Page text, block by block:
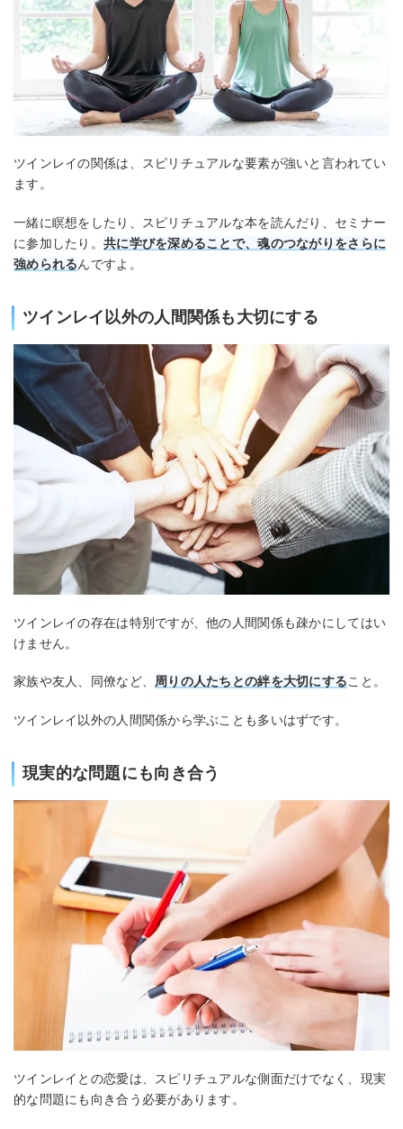
ツインレイの関係は、スピリチュアルな要素が強いと言われてい
ます。
一緒に瞑想をしたり、スピリチュアルな本を読んだり、セミナー
に参加したり。 共に学びを深めることで、魂のつながりをさらに
強められるんですよ。
ツインレイ以外の人間関係も大切にする
ツインレイの存在は特別ですが、他の人間関係も疎かにしてはい
けません。
家族や友人、同僚など、 周りの人たちとの絆を大切にすること。
ツインレイ以外の人間関係から学ぶことも多いはずです。
現実的な問題にも向き合う
ツインレイとの恋愛は、スピリチュアルな側面だけでなく、現実
的な問題にも向き合う必要があります。